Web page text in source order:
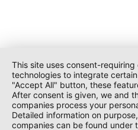
This site uses consent-
technologies to integrate
"Accept All" button, these
After consent is given, we and
companies process your
Detailed information on
companies can be found under